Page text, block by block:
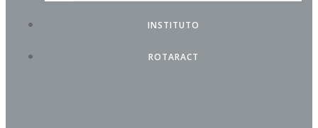
INSTITUTO
ROTARACT